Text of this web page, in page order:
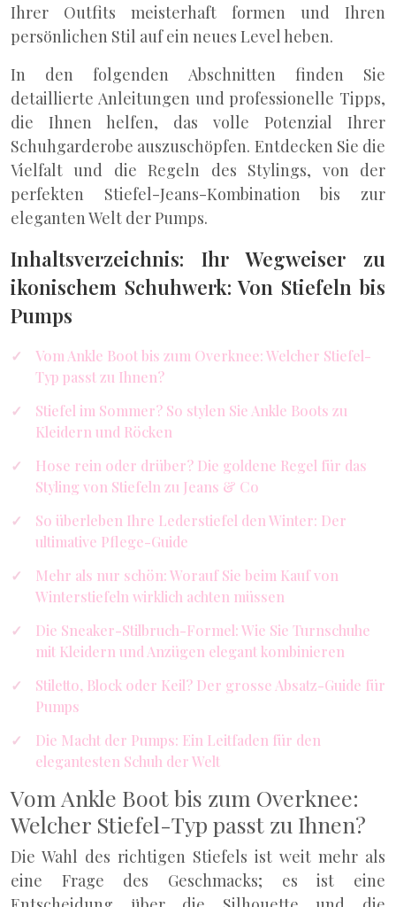
Ihrer Outfits meisterhaft formen und Ihren
persönlichen Stil auf ein neues Level heben.
In den folgenden Abschnitten finden Sie
detaillierte Anleitungen und professionelle Tipps,
die Ihnen helfen, das volle Potenzial Ihrer
Schuhgarderobe auszuschöpfen. Entdecken Sie die
Vielfalt und die Regeln des Stylings, von der
perfekten Stiefel-Jeans-Kombination bis zur
eleganten Welt der Pumps.
Inhaltsverzeichnis: Ihr Wegweiser zu
ikonischem Schuhwerk: Von Stiefeln bis
Pumps
Vom Ankle Boot bis zum Overknee: Welcher Stiefel-
Typ passt zu Ihnen?
Stiefel im Sommer? So stylen Sie Ankle Boots zu
Kleidern und Röcken
Hose rein oder drüber? Die goldene Regel für das
Styling von Stiefeln zu Jeans & Co
So überleben Ihre Lederstiefel den Winter: Der
ultimative Pflege-Guide
Mehr als nur schön: Worauf Sie beim Kauf von
Winterstiefeln wirklich achten müssen
Die Sneaker-Stilbruch-Formel: Wie Sie Turnschuhe
mit Kleidern und Anzügen elegant kombinieren
Stiletto, Block oder Keil? Der grosse Absatz-Guide für
Pumps
Die Macht der Pumps: Ein Leitfaden für den
elegantesten Schuh der Welt
Vom Ankle Boot bis zum Overknee:
Welcher Stiefel-Typ passt zu Ihnen?
Die Wahl des richtigen Stiefels ist weit mehr als
eine Frage des Geschmacks; es ist eine